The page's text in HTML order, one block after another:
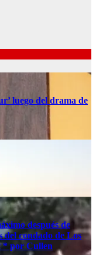
luego del drama de
después de
del condado de Los
* por Cullen